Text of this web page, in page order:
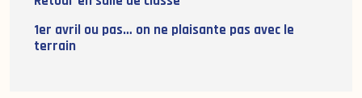
1er avril ou pas… on ne plaisante pas avec le
terrain